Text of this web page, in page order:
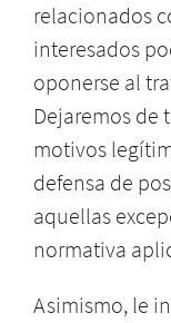
relacionados
interesados
oponerse al
Dejaremos de
motivos
defensa de
aquellas
normativa
Asimismo, le